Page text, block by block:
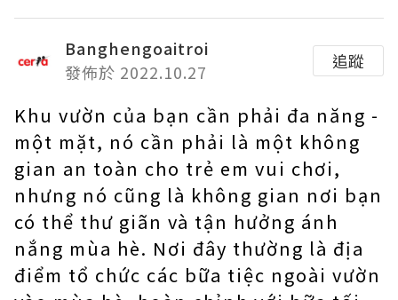
Banghengoaitroi
發佈於 2022.10.27
追蹤
Khu vườn của bạn cần phải đa năng -
một mặt, nó cần phải là một không
gian an toàn cho trẻ em vui chơi,
nhưng nó cũng là không gian nơi bạn
có thể thư giãn và tận hưởng ánh
nắng mùa hè. Nơi đây thường là địa
điểm tổ chức các bữa tiệc ngoài vườn